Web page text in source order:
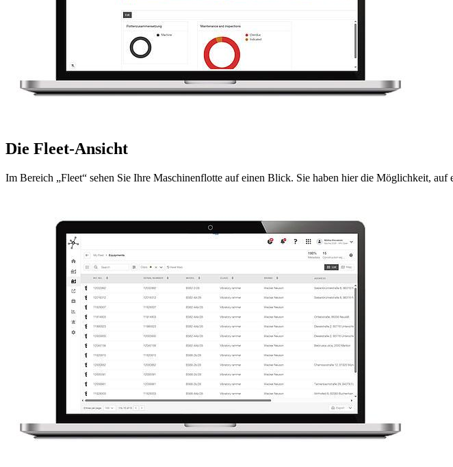
Die Fleet-Ansicht
Im Bereich „Fleet“ sehen Sie Ihre Maschinenflotte auf einen Blick. Sie haben hier die Möglichkeit,